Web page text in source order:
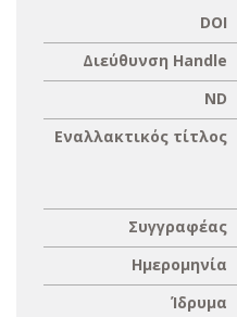
DOI
Διεύθυνση Handle
ND
Εναλλακτικός τίτλος
Συγγραφέας
Ημερομηνία
Ίδρυμα